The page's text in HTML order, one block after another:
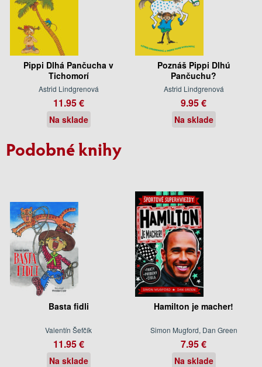
Pippi Dlhá Pančucha v
Tichomorí
Astrid Lindgrenová
11.95 €
Na sklade
Poznáš Pippi Dlhú
Pančuchu?
Astrid Lindgrenová
9.95 €
Na sklade
Podobné knihy
Basta fidli
Valentín Šefčík
11.95 €
Na sklade
Hamilton je macher!
Simon Mugford, Dan Green
7.95 €
Na sklade